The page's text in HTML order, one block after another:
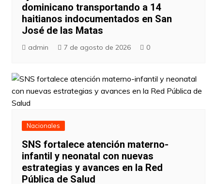
dominicano transportando a 14
haitianos indocumentados en San
José de las Matas
admin 7 de agosto de 2026 0
Nacionales
SNS fortalece atención materno-
infantil y neonatal con nuevas
estrategias y avances en la Red
Pública de Salud